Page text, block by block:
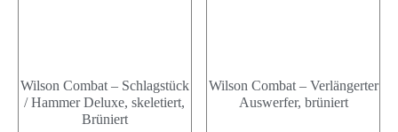
Wilson Combat – Schlagstück
/ Hammer Deluxe, skeletiert,
Brüniert
Wilson Combat – Verlängerter
Auswerfer, brüniert